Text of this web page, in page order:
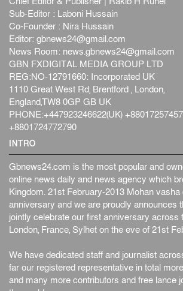
Sub-Editor : Laboni Hussain
Co-Founder : Nira Hussain
Editor: gbnews24@gmail.com
News Room: news.gbnews24@gmail.com
GBN FXDIGITAL MEDIA GROUP LTD
REG:NO-12791660: Incorporated UK
1110 Great West Rd, Brentford , London,
England,TW8 0GP GB UK
PHONE:+447923246622(UK)
+8801724772790
INTRO
Gbnews24.com is the most popular and
online news daily and news agency which
Kingdom. 21st February-2013 Mohan vasha
anniversary and we are proudly announces
jointly celebrate our first anniversary across
London, France, Sylhet on the eve of 21st
We have dedicated staff and journalist
far our registered representative in total
and many more contributors and free lance